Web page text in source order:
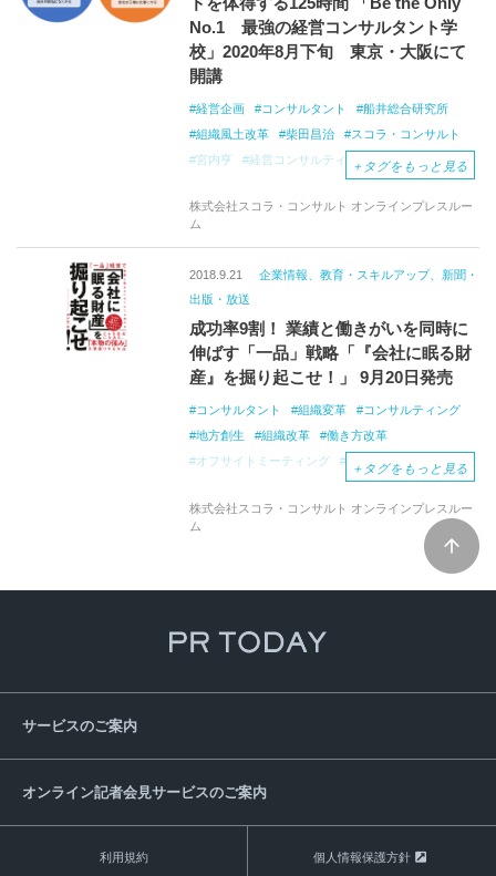
フィス
森田経営コンサルタント事務所オフィス
No.1 最強の経営コンサルタント学
校」2020年8月下旬 東京・大阪にて
開講
経営企画 コンサルタント
船井総合研究所
組織風土改革
柴田昌治
スコラ・コンサルト
宮内亨
経営コンサルティングアソシエーション
＋ タグをもっと見る
株式会社スコラ・コンサルト オンラインプレスルー
ム
2018.9.21
企業情報、教育・スキルアップ、新聞・
出版・放送
成功率9割！ 業績と働きがいを同時に
伸ばす「一品」戦略「『会社に眠る財
産』を掘り起こせ！」 9月20日発売
コンサルタント 組織変革
コンサルティング
地方創生
組織改革
働き方改革
オフサイトミーティング
組織風土 柴田昌治
＋ タグをもっと見る
株式会社スコラ・コンサルト オンラインプレスルー
ム
サービスのご案内
オンライン記者会見サービスのご案内
利用規約 個人情報保護方針